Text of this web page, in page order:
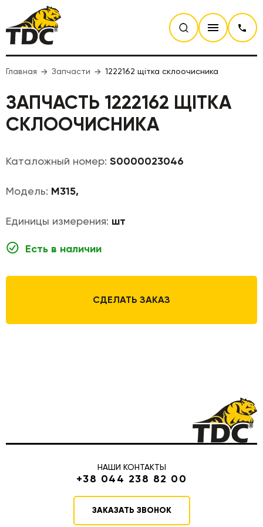
Главная Запчасти 1222162 щітка склоочисника
ЗАПЧАСТЬ 1222162 ЩІТКА
СКЛООЧИСНИКА
Каталожный номер: S0000023046
Модель: M315,
Единицы измерения: шт
Есть в наличии
СДЕЛАТЬ ЗАКАЗ
НАШИ КОНТАКТЫ
+38 044 238 82 00
ЗАКАЗАТЬ ЗВОНОК